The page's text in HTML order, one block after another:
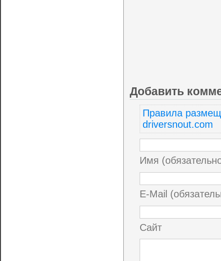
Добавить
Правила
driversnout.com
Имя
E-Mail
Сайт